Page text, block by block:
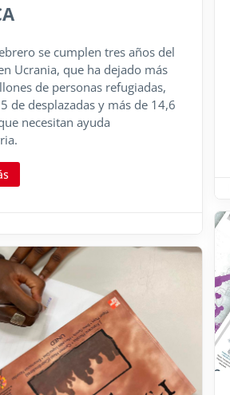
se cumplen tres años del
Ucrania, que ha dejado más
de personas refugiadas,
de desplazadas y más de 14,6
necesitan ayuda